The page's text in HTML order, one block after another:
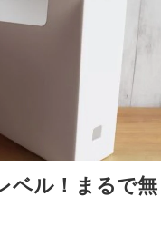
ベル！まるで無